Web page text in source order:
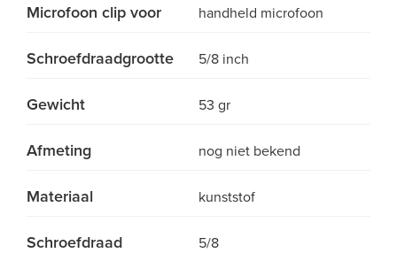
Microfoon clip voor handheld microfoon
Schroefdraadgrootte 5/8 inch
Gewicht 53 gr
Afmeting nog niet bekend
Materiaal kunststof
Schroefdraad 5/8